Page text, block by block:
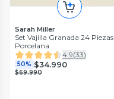
Sarah Miller
Set Vajilla Granada 24 Piezas
Porcelana
4.9(33)
50% $34.990
$69.990